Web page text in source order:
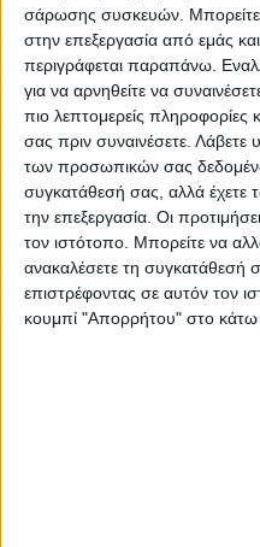
σάρωσης συσκευών. Μπορείτε
στην επεξεργασία από εμάς
περιγράφεται παραπάνω.
για να αρνηθείτε να
πιο λεπτομερείς πληροφορίες
σας πριν συναινέσετε. Λάβετε
των προσωπικών σας
συγκατάθεσή σας, αλλά έχετε
την επεξεργασία. Οι
τον ιστότοπο. Μπορείτε να
ανακαλέσετε τη συγκατάθεσή
επιστρέφοντας σε αυτόν τον
κουμπί "Απορρήτου" στο κάτω
80 χρόνια για
των Ιταλών –
έκδοση